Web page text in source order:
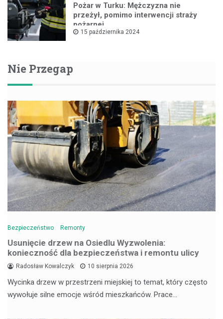
Pożar w Turku: Mężczyzna nie
przeżył, pomimo interwencji straży
pożarnej
15 października 2024
Nie Przegap
Bezpieczeństwo Remonty
Usunięcie drzew na Osiedlu Wyzwolenia:
konieczność dla bezpieczeństwa i remontu ulicy
Radosław Kowalczyk 10 sierpnia 2026
Wycinka drzew w przestrzeni miejskiej to temat, który często
wywołuje silne emocje wśród mieszkańców. Prace…